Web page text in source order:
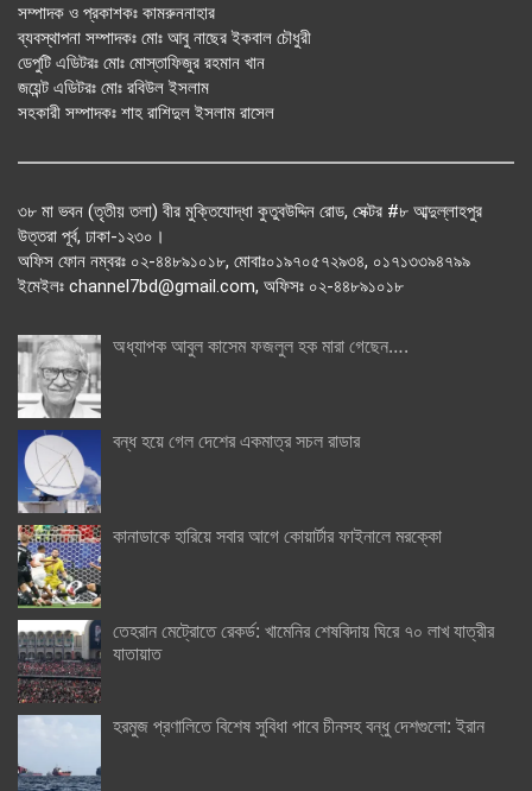
সম্পাদক ও প্রকাশকঃ কামরুননাহার
ব্যবস্থাপনা সম্পাদকঃ মোঃ আবু নাছের ইকবাল চৌধুরী
ডেপুটি এডিটরঃ মোঃ মোস্তাফিজুর রহমান খান
জয়েন্ট এডিটরঃ মোঃ রবিউল ইসলাম
সহকারী সম্পাদকঃ শাহ রাশিদুল ইসলাম রাসেল
৩৮ মা ভবন (তৃতীয় তলা) বীর মুক্তিযোদ্ধা কুতুবউদ্দিন রোড, সেক্টর #৮ আব্দুল্লাহপুর
উত্তরা পূর্ব, ঢাকা-১২৩০।
অফিস ফোন নম্বরঃ ০২-৪৪৮৯১০১৮, মোবাঃ০১৯৭০৫৭২৯৩৪, ০১৭১৩৩৯৪৭৯৯
ইমেইলঃ channel7bd@gmail.com, অফিসঃ ০২-৪৪৮৯১০১৮
অধ্যাপক আবুল কাসেম ফজলুল হক মারা গেছেন….
বন্ধ হয়ে গেল দেশের একমাত্র সচল রাডার
কানাডাকে হারিয়ে সবার আগে কোয়ার্টার ফাইনালে মরক্কো
তেহরান মেট্রোতে রেকর্ড: খামেনির শেষবিদায় ঘিরে ৭০ লাখ যাত্রীর
যাতায়াত
হরমুজ প্রণালিতে বিশেষ সুবিধা পাবে চীনসহ বন্ধু দেশগুলো: ইরান